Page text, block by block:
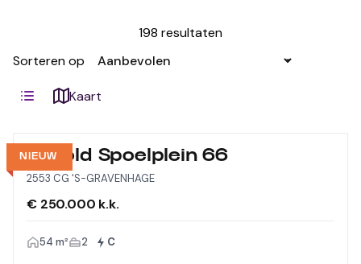
198 resultaten
Sorteren op
Kaart
NIEUW
Arnold Spoelplein 66
2553 CG 'S-GRAVENHAGE
€ 250.000 k.k.
54 m² 2 C